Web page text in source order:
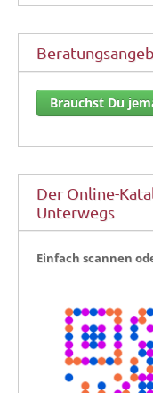
Brauchst Du
Der Online-
Unterwegs
Ein­fach scan­nen